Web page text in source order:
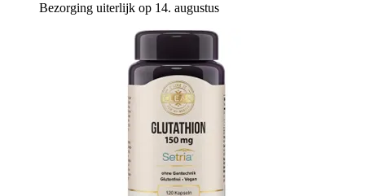
Bezorging uiterlijk op 14. augustus